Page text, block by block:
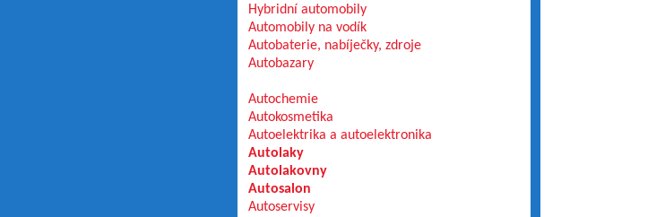
Hybridní automobily
Automobily na vodík
Autobaterie, nabíječky, zdroje
Autobazary
Autochemie
Autokosmetika
Autoelektrika a autoelektronika
Autolaky
Autolakovny
Autosalon
Autoservisy